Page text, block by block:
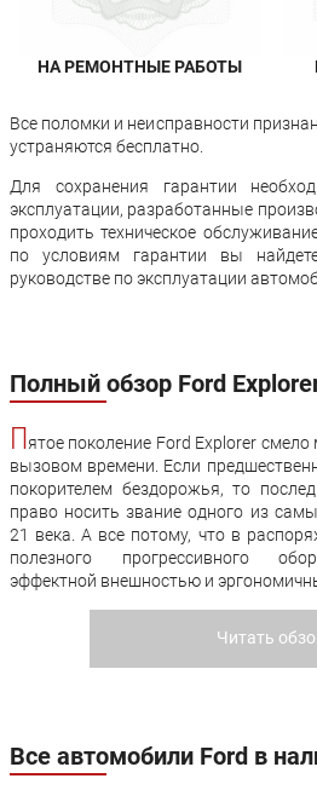
НА РЕМОНТНЫЕ РАБОТЫ
Все поломки и неисправности
устраняются бесплатно.
Для сохранения гарантии
эксплуатации, разработанные
проходить техническое
по условиям гарантии вы
руководстве по эксплуатации
Полный обзор Ford
Пятое поколение Ford Explorer
вызовом времени. Если
покорителем бездорожья, то
право носить звание одного из
21 века. А все потому, что в
полезного прогрессивного
эффектной внешностью и
Читать
Все автомобили Ford в